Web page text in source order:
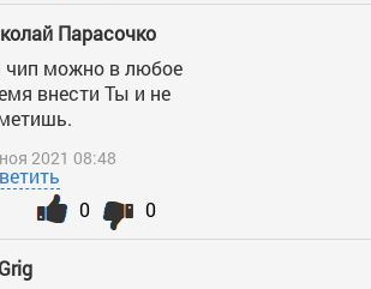
Парасочко
чип можно в любое
внести Ты и не
2021 08:48
0
0